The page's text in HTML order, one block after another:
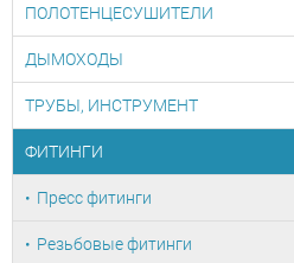
ПОЛОТЕНЦЕСУШИТЕЛИ
ДЫМОХОДЫ
ТРУБЫ, ИНСТРУМЕНТ
ФИТИНГИ
Пресс фитинги
Резьбовые фитинги